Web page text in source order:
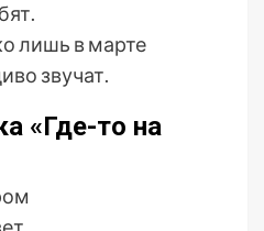
лишь в марте
звучат.
«Где-то на